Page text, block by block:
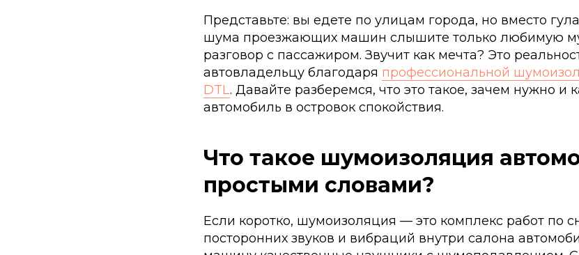
Представьте: вы едете по улицам города, но вместо
шума проезжающих машин слышите только любимую
разговор с пассажиром. Звучит как мечта? Это
автовладельцу благодаря профессиональной
DTL. Давайте разберемся, что это такое, зачем нужно и
автомобиль в островок спокойствия.
Что такое шумоизоляция
простыми словами?
Если коротко, шумоизоляция — это комплекс работ по
посторонних звуков и вибраций внутри салона